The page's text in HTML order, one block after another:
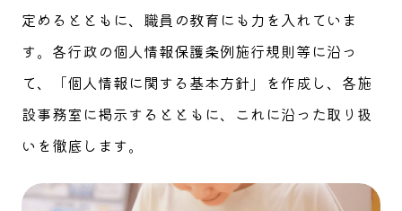
定めるとともに、職員の教育にも力を入れていま
す。各行政の個人情報保護条例施行規則等に沿っ
て、「個人情報に関する基本方針」を作成し、各施
設事務室に掲示するとともに、これに沿った取り扱
いを徹底します。